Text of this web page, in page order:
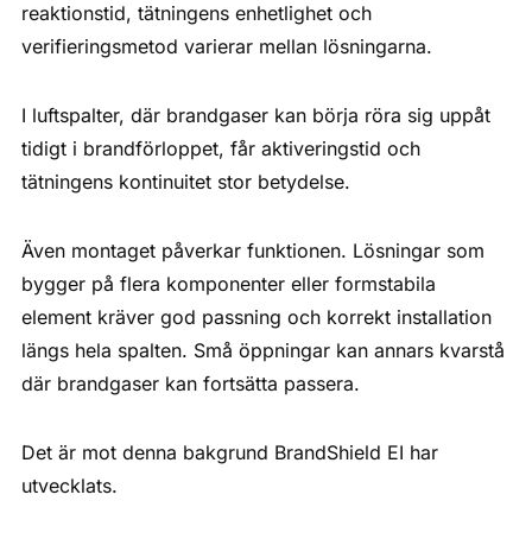
reaktionstid, tätningens enhetlighet och
verifieringsmetod varierar mellan lösningarna.
I luftspalter, där brandgaser kan börja röra sig uppåt
tidigt i brandförloppet, får aktiveringstid och
tätningens kontinuitet stor betydelse.
Även montaget påverkar funktionen. Lösningar som
bygger på flera komponenter eller formstabila
element kräver god passning och korrekt installation
längs hela spalten. Små öppningar kan annars kvarstå
där brandgaser kan fortsätta passera.
Det är mot denna bakgrund BrandShield EI har
utvecklats.